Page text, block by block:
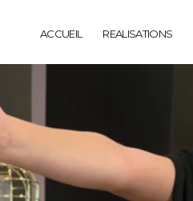
ACCUEIL REALISATIONS